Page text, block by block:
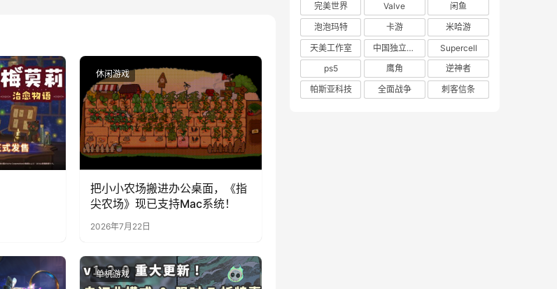
休闲游戏
把小小农场搬进办公桌面，《指
尖农场》现已支持Mac系统！
2026年7月22日
单机游戏
完美世界
Valve
闲鱼
泡泡玛特
卡游
米哈游
天美工作室
中国独立游戏联盟
Supercell
ps5
鹰角
逆神者
帕斯亚科技
全面战争 刺客信条